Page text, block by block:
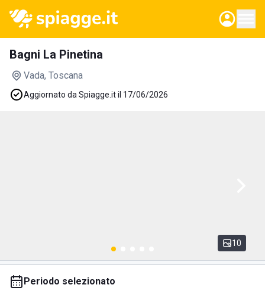
Bagni La Pinetina
Vada, Toscana
Aggiornato da Spiagge.it il 17/06/2026
10
Periodo selezionato